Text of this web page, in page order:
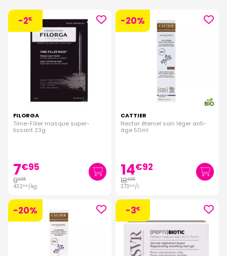
-2€
FILORGA
Time-Filler masque super-
lissant 23g
7€95
9€95
432€61/kg
-20%
CATTIER
Nectar éternel soin léger anti-
âge 50ml
14€92
18€65
373€00/l.
-20% -3€